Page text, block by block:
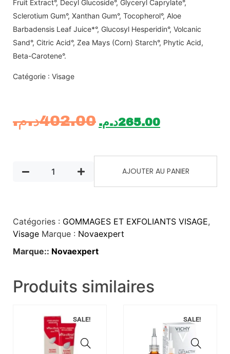
Fruit Extract°, Decyl Glucoside°, Glyceryl Caprylate°,
Sclerotium Gum°, Xanthan Gum°, Tocopherol°, Aloe
Barbadensis Leaf Juice*°, Glucosyl Hesperidin°, Volcanic
Sand°, Citric Acid°, Zea Mays (Corn) Starch°, Phytic Acid,
Beta-Carotene°.
Catégorie : Visage
402.00د.م. 265.00د.م.
AJOUTER AU PANIER
Catégories : GOMMAGES ET EXFOLIANTS VISAGE,
Visage Marque : Novaexpert
Marque:: Novaexpert
Produits similaires
SALE! SALE!